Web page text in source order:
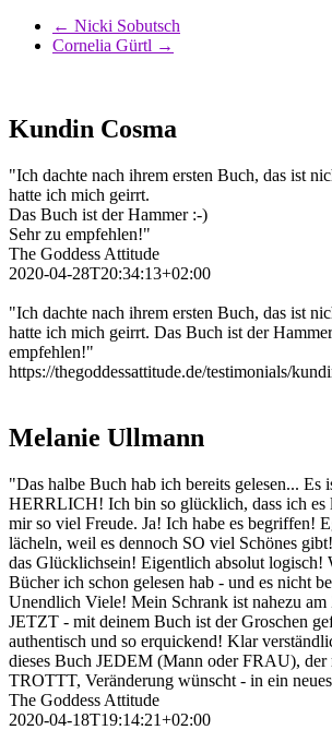
← Nicki Sobutsch
Cornelia Gürtl →
Kundin Cosma
"Ich dachte nach ihrem ersten Buch, das ist
hatte ich mich geirrt.
Das Buch ist der Hammer :-)
Sehr zu empfehlen!"
The Goddess Attitude
2020-04-28T20:34:13+02:00
"Ich dachte nach ihrem ersten Buch, das ist
hatte ich mich geirrt. Das Buch ist der
empfehlen!"
https://thegoddessattitude.de/testimonials/
Melanie Ullmann
"Das halbe Buch hab ich bereits gelesen... Es
HERRLICH! Ich bin so glücklich, dass ich es
mir so viel Freude. Ja! Ich habe es begriffen!
lächeln, weil es dennoch SO viel Schönes
das Glücklichsein! Eigentlich absolut logisch!
Bücher ich schon gelesen hab - und es nicht
Unendlich Viele! Mein Schrank ist nahezu am
JETZT - mit deinem Buch ist der Groschen
authentisch und so erquickend! Klar
dieses Buch JEDEM (Mann oder FRAU), der
TROTTT, Veränderung wünscht - in ein
The Goddess Attitude
2020-04-18T19:14:21+02:00